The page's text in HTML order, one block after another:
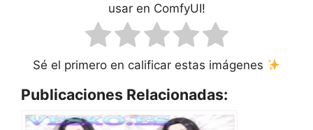
usar en ComfyUI!
Sé el primero en calificar estas imágenes
Publicaciones Relacionadas: